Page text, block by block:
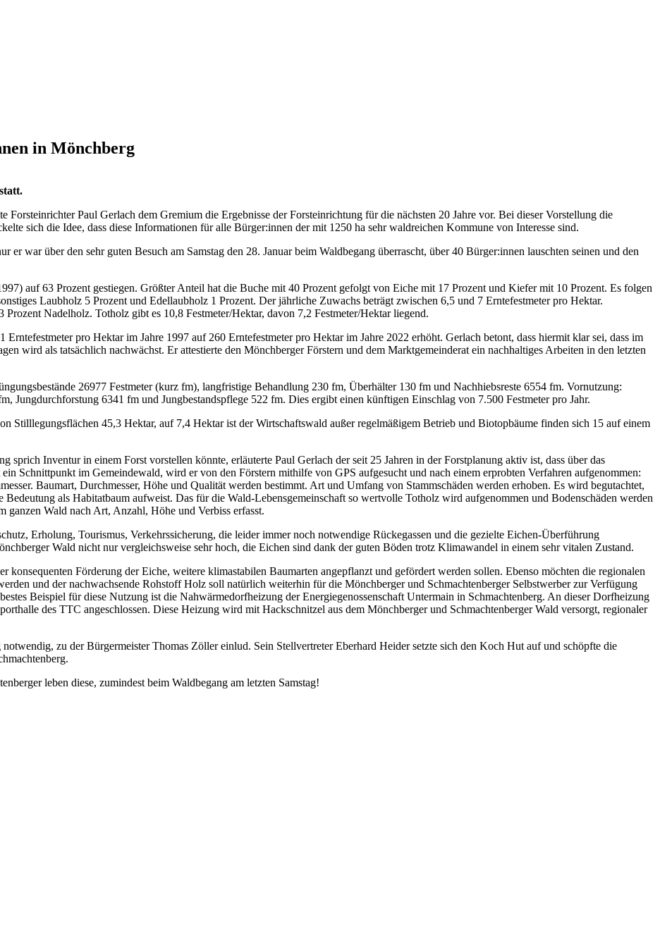
in Mönchberg
Paul Gerlach dem Gremium die Ergebnisse der Forsteinrichtung für die nächsten 20 Jahre vor. Bei dieser Vorstellung die
sich die Idee, dass diese Informationen für alle Bürger:innen der mit 1250 ha sehr waldreichen Kommune von Interesse sind.
war über den sehr guten Besuch am Samstag den 28. Januar beim Waldbegang überrascht, über 40 Bürger:innen lauschten seinen und den
auf 63 Prozent gestiegen. Größter Anteil hat die Buche mit 40 Prozent gefolgt von Eiche mit 17 Prozent und Kiefer mit 10 Prozent. Es folgen
Laubholz 5 Prozent und Edellaubholz 1 Prozent. Der jährliche Zuwachs beträgt zwischen 6,5 und 7 Erntefestmeter pro Hektar.
Nadelholz. Totholz gibt es 10,8 Festmeter/Hektar, davon 7,2 Festmeter/Hektar liegend.
pro Hektar im Jahre 1997 auf 260 Erntefestmeter pro Hektar im Jahre 2022 erhöht. Gerlach betont, dass hiermit klar sei, dass im
wird als tatsächlich nachwächst. Er attestierte den Mönchberger Förstern und dem Marktgemeinderat ein nachhaltiges Arbeiten in den letzten
26977 Festmeter (kurz fm), langfristige Behandlung 230 fm, Überhälter 130 fm und Nachhiebsreste 6554 fm. Vornutzung:
Jungdurchforstung 6341 fm und Jungbestandspflege 522 fm. Dies ergibt einen künftigen Einschlag von 7.500 Festmeter pro Jahr.
Stilllegungsflächen 45,3 Hektar, auf 7,4 Hektar ist der Wirtschaftswald außer regelmäßigem Betrieb und Biotopbäume finden sich 15 auf einem
sprich Inventur in einem Forst vorstellen könnte, erläuterte Paul Gerlach der seit 25 Jahren in der Forstplanung aktiv ist, dass über das
Schnittpunkt im Gemeindewald, wird er von den Förstern mithilfe von GPS aufgesucht und nach einem erprobten Verfahren aufgenommen:
Baumart, Durchmesser, Höhe und Qualität werden bestimmt. Art und Umfang von Stammschäden werden erhoben. Es wird begutachtet,
als Habitatbaum aufweist. Das für die Wald-Lebensgemeinschaft so wertvolle Totholz wird aufgenommen und Bodenschäden werden
Wald nach Art, Anzahl, Höhe und Verbiss erfasst.
Erholung, Tourismus, Verkehrssicherung, die leider immer noch notwendige Rückegassen und die gezielte Eichen-Überführung
Wald nicht nur vergleichsweise sehr hoch, die Eichen sind dank der guten Böden trotz Klimawandel in einem sehr vitalen Zustand.
konsequenten Förderung der Eiche, weitere klimastabilen Baumarten angepflanzt und gefördert werden sollen. Ebenso möchten die regionalen
und der nachwachsende Rohstoff Holz soll natürlich weiterhin für die Mönchberger und Schmachtenberger Selbstwerber zur Verfügung
Beispiel für diese Nutzung ist die Nahwärmedorfheizung der Energiegenossenschaft Untermain in Schmachtenberg. An dieser Dorfheizung
des TTC angeschlossen. Diese Heizung wird mit Hackschnitzel aus dem Mönchberger und Schmachtenberger Wald versorgt, regionaler
zu der Bürgermeister Thomas Zöller einlud. Sein Stellvertreter Eberhard Heider setzte sich den Koch Hut auf und schöpfte die
leben diese, zumindest beim Waldbegang am letzten Samstag!